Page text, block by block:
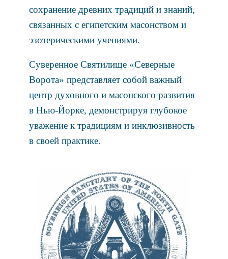
сохранение древних традиций и знаний,
связанных с египетским масонством и
эзотерическими учениями.
Суверенное Святилище «Северные
Ворота» представляет собой важный
центр духовного и масонского развития
в Нью-Йорке, демонстрируя глубокое
уважение к традициям и инклюзивность
в своей практике.